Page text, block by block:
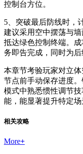
控制台方位。
5、突破最后防线时，
建议采用空中摆荡与
抵达绿色控制终端。
务即告完成，同时为后
本章节考验玩家对立
节点前手动保存进度
模式中熟悉惯性调节
能，能显著提升特定场
相关攻略
More+